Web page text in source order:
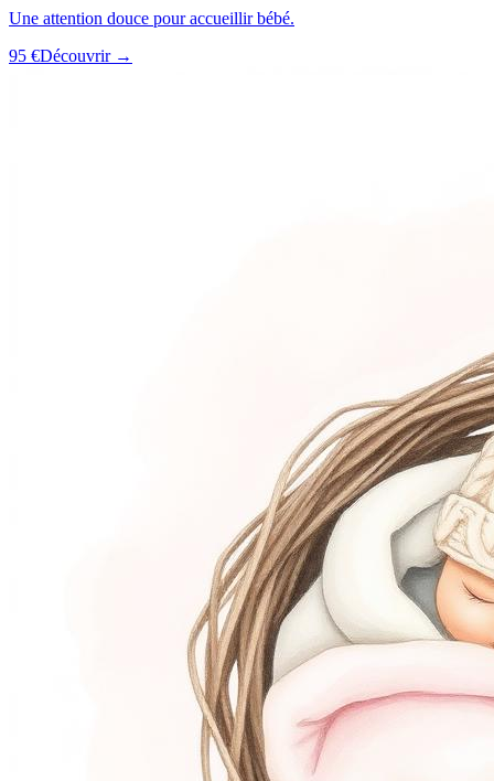
Une attention douce pour accueillir bébé.
95 €Découvrir →